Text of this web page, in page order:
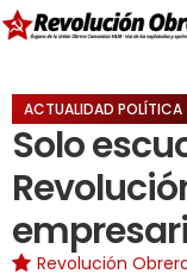
ACTUALIDAD POLÍTICA
Solo
Revolución